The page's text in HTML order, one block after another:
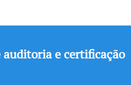
auditoria e certificação